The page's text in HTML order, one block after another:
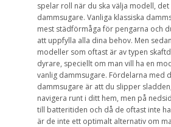
spelar roll när du ska välja modell, det
dammsugare. Vanliga klassiska
mest städförmåga för pengarna och
att uppfylla alla dina behov. Men
modeller som oftast är av typen
dyrare, speciellt om man vill ha en
vanlig dammsugare. Fördelarna med
dammsugare är att du slipper
navigera runt i ditt hem, men på
till batteritiden och då de oftast inte
är de inte ett optimalt alternativ om